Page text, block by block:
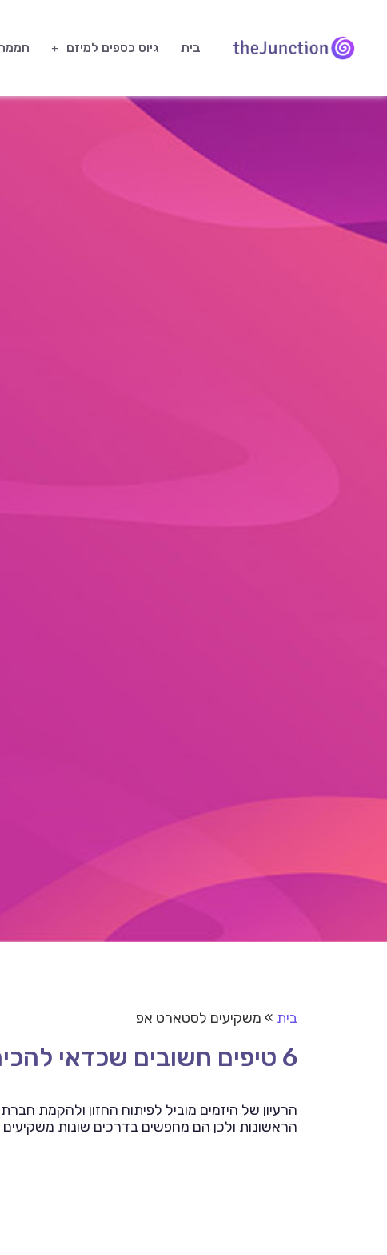
בית גיוס כספים למיזם
בית » משקיעים לסטארט אפ
6 טיפים חשובים שכדאי להכיר לפני שפונים למשקיעים
הרעיון של היזמים מוביל לפיתוח החזון ולהקמת
הראשונות ולכן הם מחפשים בדרכים שונות משקיעים